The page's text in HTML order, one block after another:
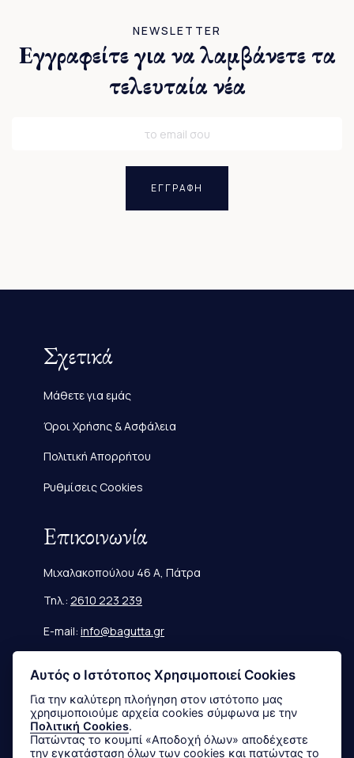
NEWSLETTER
Εγγραφείτε για να λαμβάνετε τα
τελευταία νέα
ΕΓΓΡΑΦΗ
Σχετικά
Μάθετε για εμάς
Όροι Χρήσης & Ασφάλεια
Πολιτική Απορρήτου
Ρυθμίσεις Cookies
Επικοινωνία
Μιχαλακοπούλου 46 Α, Πάτρα
Τηλ.: 2610 223 239
E-mail: info@bagutta.gr
Πληροφορίες
Μεγεθολόγιο
Αποστολές & Επιστροφές
Αυτός ο Ιστότοπος Χρησιμοποιεί Cookies
Για την καλύτερη πλοήγηση στον ιστότοπο μας
χρησιμοποιούμε αρχεία cookies σύμφωνα με την
Πολιτική Cookies.
Πατώντας το κουμπί «Αποδοχή όλων» αποδέχεστε
την εγκατάσταση όλων των cookies και πατώντας το